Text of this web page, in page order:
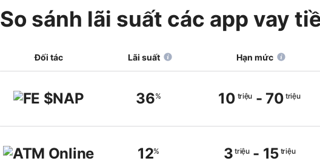
So sánh lãi suất các app vay
Đối tác Lãi suất Hạn mức
36% 10 triệu- 70 triệu
12% 3 triệu- 15 triệu